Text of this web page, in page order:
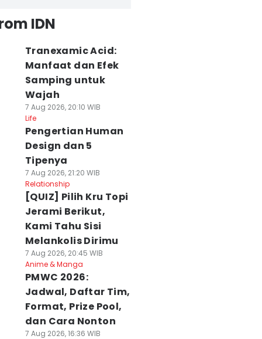
IDN
Tranexamic Acid:
Manfaat dan Efek
Samping untuk
Wajah
7 Aug 2026, 20:10 WIB
Life
Pengertian Human
Design dan 5
Tipenya
7 Aug 2026, 21:20 WIB
Relationship
[QUIZ] Pilih Kru Topi
Jerami Berikut,
Kami Tahu Sisi
Melankolis Dirimu
7 Aug 2026, 20:45 WIB
Anime & Manga
PMWC 2026:
Jadwal, Daftar Tim,
Format, Prize Pool,
dan Cara Nonton
7 Aug 2026, 16:36 WIB